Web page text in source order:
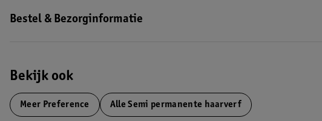
*Instrumentele test.
Bestel & Bezorginformatie
Bekijk ook
Meer Preference Alle Semi permanente haarverf